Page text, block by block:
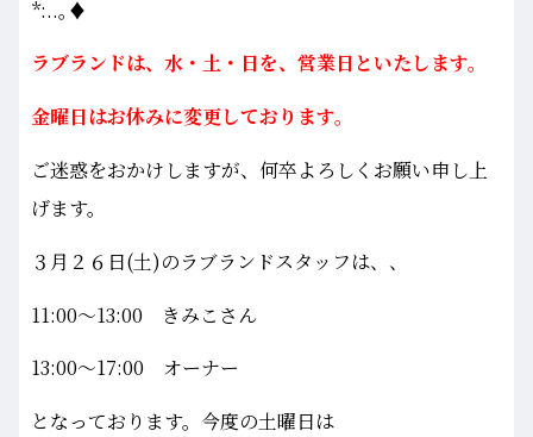
*:..｡♦
ラブランドは、水・土・日を、営業日といたします。
金曜日はお休みに変更しております。
ご迷惑をおかけしますが、何卒よろしくお願い申し上
げます。
３月２６日(土)のラブランドスタッフは、、
11:00～13:00 きみこさん
13:00～17:00 オーナー
となっております。今度の土曜日は